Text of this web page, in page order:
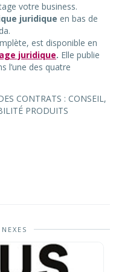
votre business.
juridique en bas de
est disponible en
juridique. Elle publie
l’une des quatre
CONTRATS : CONSEIL,
PRODUITS